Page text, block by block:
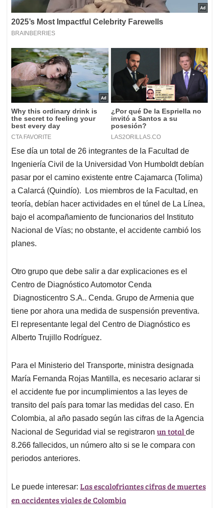
Ese día un total de 26 integrantes de la Facultad de
Ingeniería Civil de la Universidad Von Humboldt debían
pasar por el camino existente entre Cajamarca (Tolima)
a Calarcá (Quindío). Los miembros de la Facultad, en
teoría, debían hacer actividades en el túnel de La Línea,
bajo el acompañamiento de funcionarios del Instituto
Nacional de Vías; no obstante, el accidente cambió los
planes.
Otro grupo que debe salir a dar explicaciones es el
Centro de Diagnóstico Automotor Cenda
Diagnosticentro S.A.. Cenda. Grupo de Armenia que
tiene por ahora una medida de suspensión preventiva.
El representante legal del Centro de Diagnóstico es
Alberto Trujillo Rodríguez.
Para el Ministerio del Transporte, ministra designada
María Fernanda Rojas Mantilla, es necesario aclarar si
el accidente fue por incumplimientos a las leyes de
transito del país para tomar las medidas del caso. En
Colombia, al año pasado según las cifras de la Agencia
Nacional de Seguridad vial se registraron un totalde
8.266 fallecidos, un número alto si se le compara con
periodos anteriores.
Le puede interesar: Las escalofriantes cifras de muertes
en accidentes viales de Colombia